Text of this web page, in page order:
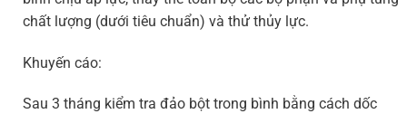
chất lượng (dưới tiêu chuẩn) và thử thủy lực.
Khuyến cáo:
Sau 3 tháng kiểm tra đảo bột trong bình bằng cách dốc